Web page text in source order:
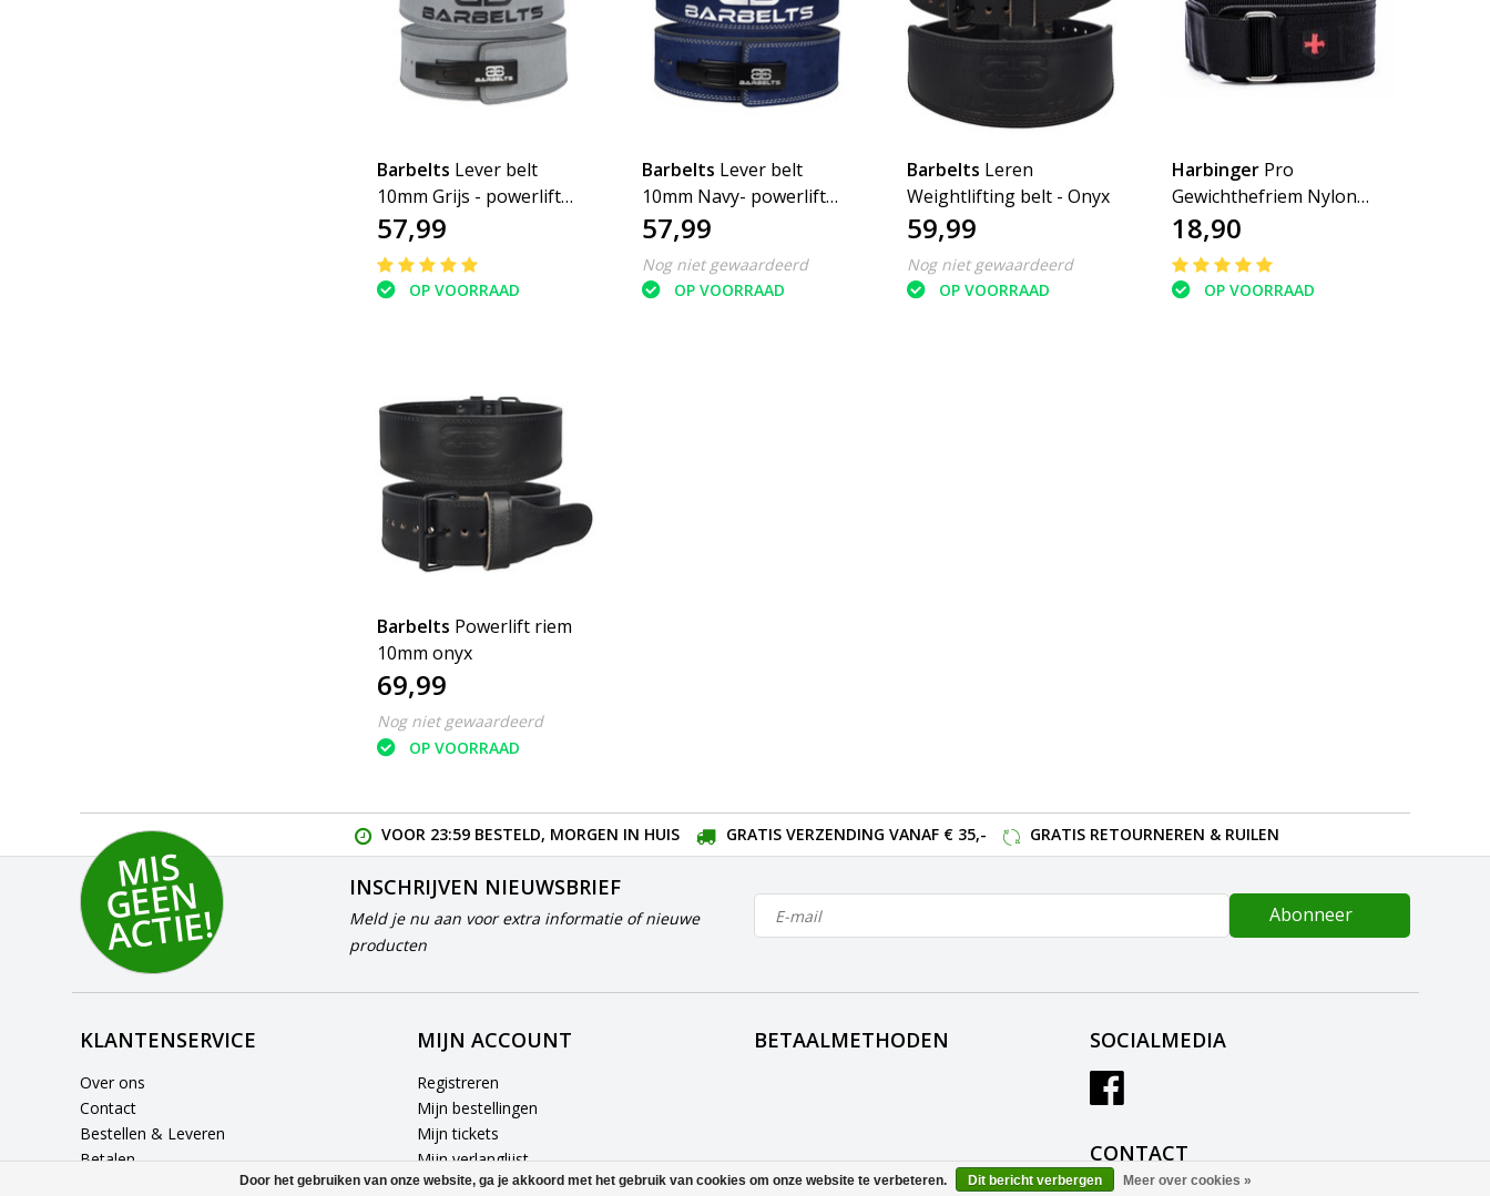
Barbelts Lever belt
10mm Grijs - powerlift
riem
57,99
OP VOORRAAD
Barbelts Lever belt
10mm Navy- powerlift
riem
57,99
Nog niet gewaardeerd
OP VOORRAAD
Barbelts Leren
Weightlifting belt - Onyx
59,99
Nog niet gewaardeerd
OP VOORRAAD
Harbinger Pro
Gewichthefriem Nylon
10cm
18,90
OP VOORRAAD
Barbelts Powerlift riem
10mm onyx
69,99
Nog niet gewaardeerd
OP VOORRAAD
VOOR 23:59 BESTELD, MORGEN IN HUIS GRATIS VERZENDING VANAF € 35,- GRATIS RETOURNEREN & RUILEN
MI
S
G
E
E
N
A
C
TI
E!
INSCHRIJVEN NIEUWSBRIEF
Meld je nu aan voor extra informatie of nieuwe
producten
Abonneer
KLANTENSERVICE
Over ons
Contact
Bestellen & Leveren
Betalen
MIJN ACCOUNT
Registreren
Mijn bestellingen
Mijn tickets
Mijn verlanglijst
BETAALMETHODEN SOCIALMEDIA
CONTACT
Door het gebruiken van onze website, ga je akkoord met het gebruik van cookies om onze website te verbeteren. Dit bericht verbergen Meer over cookies »